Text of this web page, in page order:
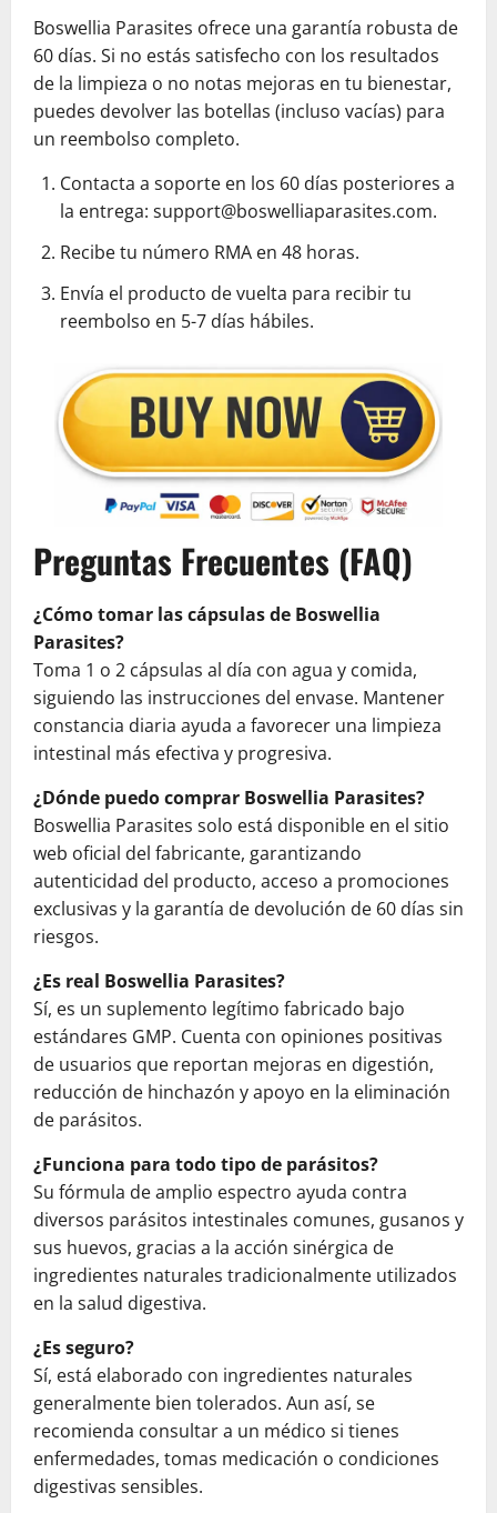
Boswellia Parasites ofrece una garantía robusta de
60 días. Si no estás satisfecho con los resultados
de la limpieza o no notas mejoras en tu bienestar,
puedes devolver las botellas (incluso vacías) para
un reembolso completo.
Contacta a soporte en los 60 días posteriores a
la entrega: support@boswelliaparasites.com.
Recibe tu número RMA en 48 horas.
Envía el producto de vuelta para recibir tu
reembolso en 5-7 días hábiles.
Preguntas Frecuentes (FAQ)
¿Cómo tomar las cápsulas de Boswellia
Parasites?
Toma 1 o 2 cápsulas al día con agua y comida,
siguiendo las instrucciones del envase. Mantener
constancia diaria ayuda a favorecer una limpieza
intestinal más efectiva y progresiva.
¿Dónde puedo comprar Boswellia Parasites?
Boswellia Parasites solo está disponible en el sitio
web oficial del fabricante, garantizando
autenticidad del producto, acceso a promociones
exclusivas y la garantía de devolución de 60 días sin
riesgos.
¿Es real Boswellia Parasites?
Sí, es un suplemento legítimo fabricado bajo
estándares GMP. Cuenta con opiniones positivas
de usuarios que reportan mejoras en digestión,
reducción de hinchazón y apoyo en la eliminación
de parásitos.
¿Funciona para todo tipo de parásitos?
Su fórmula de amplio espectro ayuda contra
diversos parásitos intestinales comunes, gusanos y
sus huevos, gracias a la acción sinérgica de
ingredientes naturales tradicionalmente utilizados
en la salud digestiva.
¿Es seguro?
Sí, está elaborado con ingredientes naturales
generalmente bien tolerados. Aun así, se
recomienda consultar a un médico si tienes
enfermedades, tomas medicación o condiciones
digestivas sensibles.